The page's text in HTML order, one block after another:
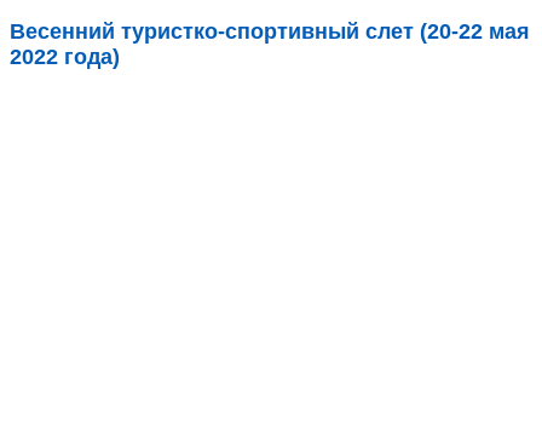
Весенний туристко-спортивный слет (20-22 мая
2022 года)